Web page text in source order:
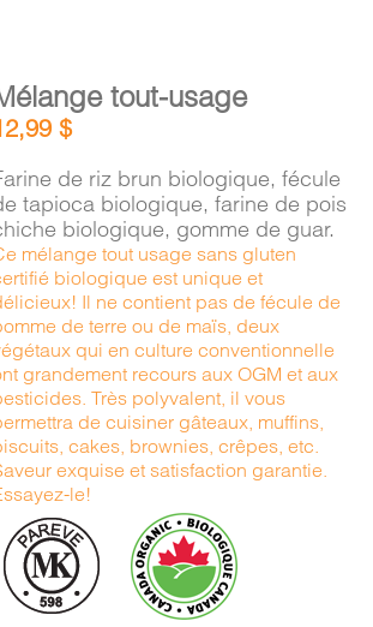
tout-usage
$
de riz brun biologique, fécule
tapioca biologique, farine de pois
biologique, gomme de guar.
mélange tout usage sans gluten
biologique est unique et
Il ne contient pas de fécule de
de terre ou de maïs, deux
qui en culture conventionnelle
grandement recours aux OGM et aux
Très polyvalent, il vous
de cuisiner gâteaux, muffins,
cakes, brownies, crêpes, etc.
exquise et satisfaction garantie.
le!